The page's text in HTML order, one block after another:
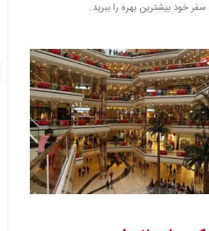
خود بیشترین بهره را ببرید.